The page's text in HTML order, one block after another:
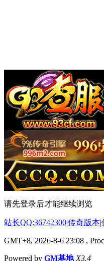
请先登录后才能继续浏览
站长QQ:36742300|传奇版本|
GMT+8, 2026-8-6 23:08 ,
Powered by GM基地 X3.4